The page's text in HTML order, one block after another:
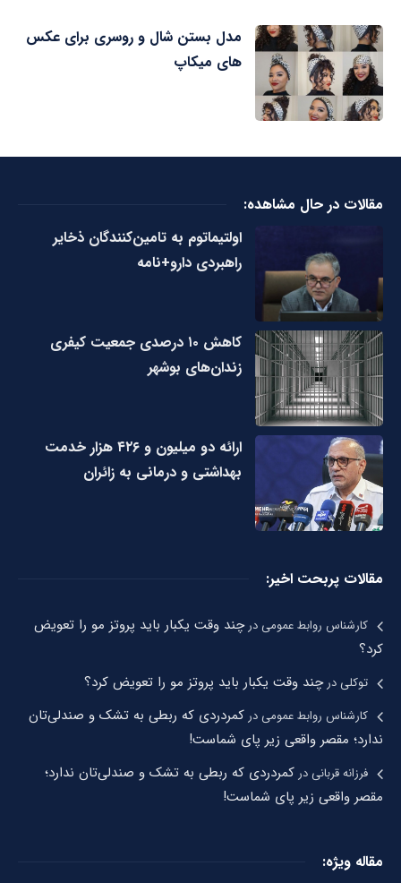
مدل بستن شال و روسری برای عکس
های میکاپ
مقالات در حال مشاهده:
اولتیماتوم به تامین‌کنندگان ذخایر
راهبردی دارو+نامه
کاهش ۱۰ درصدی جمعیت کیفری
زندان‌های بوشهر
ارائه دو میلیون و ۴۲۶ هزار خدمت
بهداشتی و درمانی به زائران
مقالات پربحت اخیر:
کارشناس روابط عمومیدرچند وقت یکبار باید پروتز مو را تعویض
کرد؟
توکلیدرچند وقت یکبار باید پروتز مو را تعویض کرد؟
کارشناس روابط عمومیدر کمردردی که ربطی به تشک و صندلی‌تان
ندارد؛ مقصر واقعی زیر پای شماست!
فرزانه قربانیدر کمردردی که ربطی به تشک و صندلی‌تان ندارد؛
مقصر واقعی زیر پای شماست!
مقاله ویژه: